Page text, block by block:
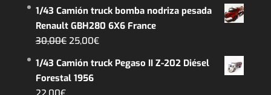
1/43 Camión truck bomba nodriza pesada
Renault GBH280 6X6 France
30,00€ El
original
era:
25,00€El
actual
1/43 Camión truck Pegaso II Z-202 Diésel
Forestal 1956